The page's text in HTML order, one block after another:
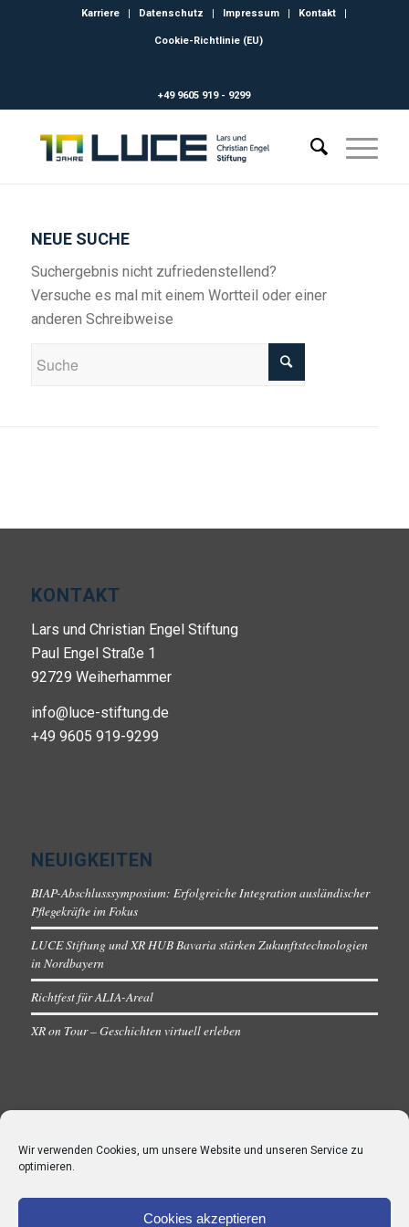
Wir verwenden Cookies, um unsere Website und unseren Service zu
optimieren.
Cookies akzeptieren
Karriere Datenschutz Impressum Kontakt
Cookie-Richtlinie (EU)
+49 9605 919 - 9299
NEUE SUCHE
Suchergebnis nicht zufriedenstellend?
Versuche es mal mit einem Wortteil oder einer
anderen Schreibweise
KONTAKT
Lars und Christian Engel Stiftung
Paul Engel Straße 1
92729 Weiherhammer
info@luce-stiftung.de
+49 9605 919-9299
NEUIGKEITEN
BIAP-Abschlusssymposium: Erfolgreiche Integration ausländischer
Pflegekräfte im Fokus
LUCE Stiftung und XR HUB Bavaria stärken Zukunftstechnologien
in Nordbayern
Richtfest für ALIA-Areal
XR on Tour – Geschichten virtuell erleben